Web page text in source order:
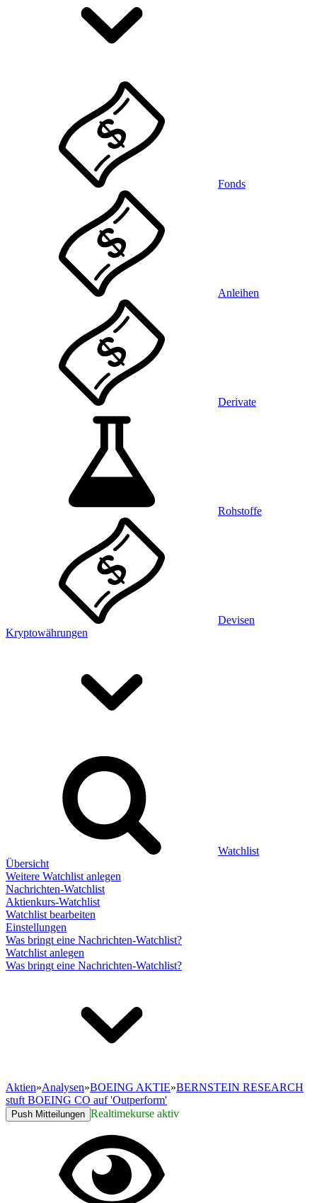
Fonds
Anleihen
Derivate
Rohstoffe
Devisen
Kryptowährungen
Watchlist
Übersicht
Weitere Watchlist anlegen
Nachrichten-Watchlist
Aktienkurs-Watchlist
Watchlist bearbeiten
Einstellungen
Was bringt eine Nachrichten-Watchlist?
Watchlist anlegen
Was bringt eine Nachrichten-Watchlist?
Aktien»Analysen»BOEING AKTIE»BERNSTEIN RESEARCH
stuft BOEING CO auf 'Outperform'
Push Mitteilungen Realtimekurse aktiv